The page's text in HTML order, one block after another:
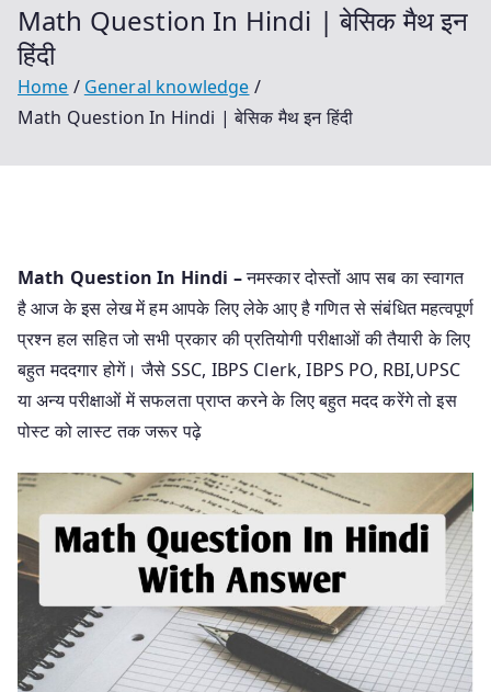
Math Question In Hindi | बेसिक मैथ इन
हिंदी
Home
General knowledge
Math Question In Hindi | बेसिक मैथ इन हिंदी
Math Question In Hindi –नमस्कार दोस्तों आप सब का स्वागत
है आज के इस लेख में हम आपके लिए लेके आए है गणित से संबंधित महत्वपूर्ण
प्रश्न हल सहित जो सभी प्रकार की प्रतियोगी परीक्षाओं की तैयारी के लिए
बहुत मददगार होगें। जैसे SSC, IBPS Clerk, IBPS PO, RBI,UPSC
या अन्य परीक्षाओं में सफलता प्राप्त करने के लिए बहुत मदद करेंगे तो इस
पोस्ट को लास्ट तक जरूर पढ़े